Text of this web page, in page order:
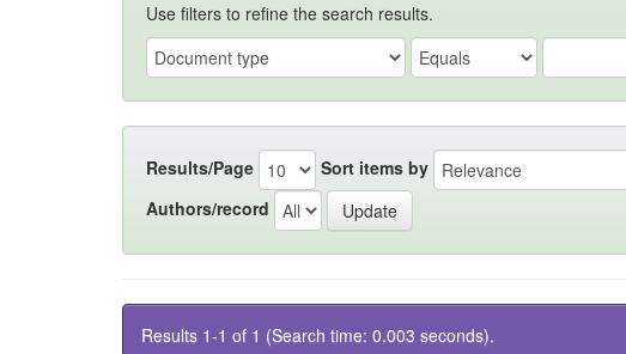
Use filters to refine the search results.
Results/Page Sort items by
Authors/record
Results 1-1 of 1 (Search time: 0.003 seconds).